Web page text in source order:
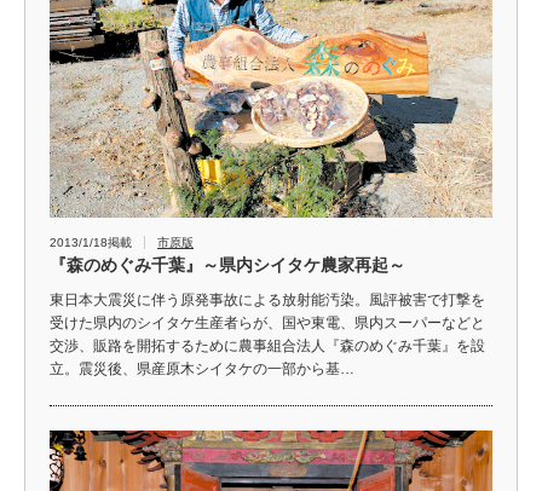
2013/1/18掲載 市原版
『森のめぐみ千葉』～県内シイタケ農家再起～
東日本大震災に伴う原発事故による放射能汚染。風評被害で打撃を
受けた県内のシイタケ生産者らが、国や東電、県内スーパーなどと
交渉、販路を開拓するために農事組合法人『森のめぐみ千葉』を設
立。震災後、県産原木シイタケの一部から基…